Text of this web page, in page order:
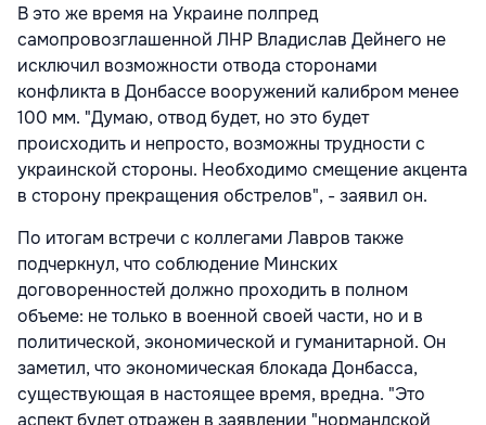
В это же время на Украине полпред
самопровозглашенной ЛНР Владислав Дейнего не
исключил возможности отвода сторонами
конфликта в Донбассе вооружений калибром менее
100 мм. "Думаю, отвод будет, но это будет
происходить и непросто, возможны трудности с
украинской стороны. Необходимо смещение акцента
в сторону прекращения обстрелов", - заявил он.
По итогам встречи с коллегами Лавров также
подчеркнул, что соблюдение Минских
договоренностей должно проходить в полном
объеме: не только в военной своей части, но и в
политической, экономической и гуманитарной. Он
заметил, что экономическая блокада Донбасса,
существующая в настоящее время, вредна. "Это